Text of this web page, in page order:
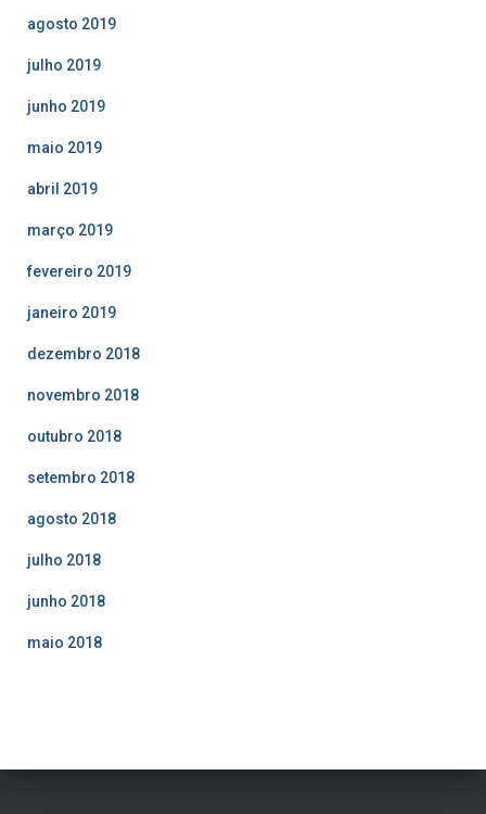
agosto 2019
julho 2019
junho 2019
maio 2019
abril 2019
março 2019
fevereiro 2019
janeiro 2019
dezembro 2018
novembro 2018
outubro 2018
setembro 2018
agosto 2018
julho 2018
junho 2018
maio 2018